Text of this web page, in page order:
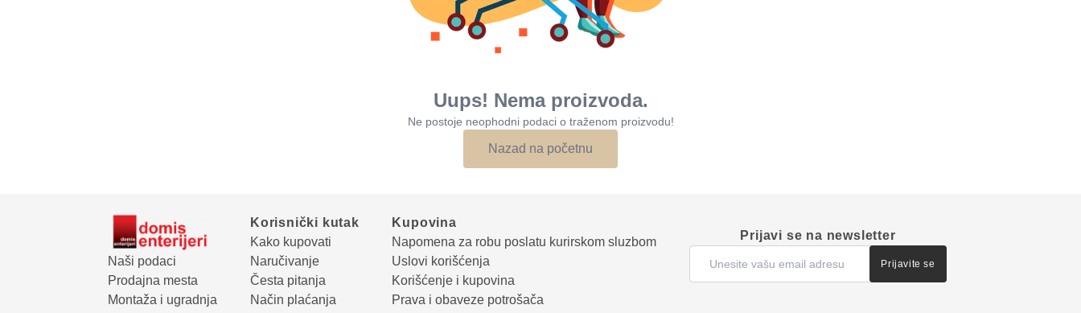
Uups! Nema proizvoda.
Ne postoje neophodni podaci o traženom proizvodu!
Nazad na početnu
Naši podaci
Prodajna mesta
Montaža i ugradnja
Korisnički kutak
Kako kupovati
Naručivanje
Česta pitanja
Način plaćanja
Kupovina
Napomena za robu poslatu kurirskom sluzbom
Uslovi korišćenja
Korišćenje i kupovina
Prava i obaveze potrošača
Prijavi se na newsletter
Prijavite se